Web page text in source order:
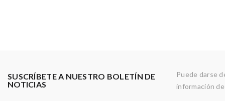
SUSCRÍBETE A NUESTRO BOLETÍN DE
NOTICIAS
Puede darse
información